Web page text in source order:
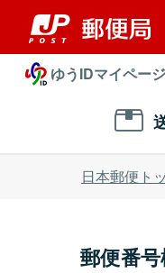
ゆうIDマイペー
日本郵便ト
郵便番